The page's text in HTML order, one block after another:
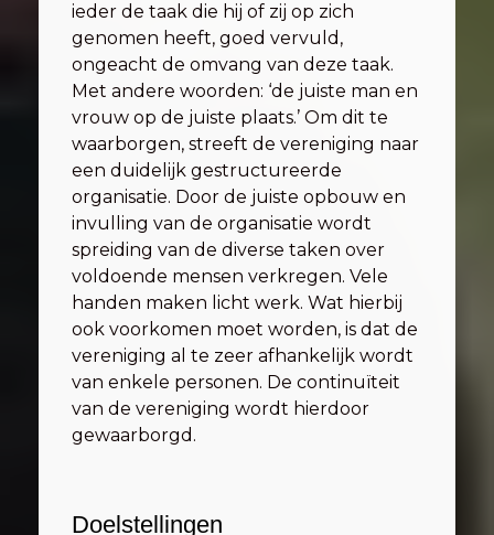
ieder de taak die hij of zij op zich
genomen heeft, goed vervuld,
ongeacht de omvang van deze taak.
Met andere woorden: ‘de juiste man en
vrouw op de juiste plaats.’ Om dit te
waarborgen, streeft de vereniging naar
een duidelijk gestructureerde
organisatie. Door de juiste opbouw en
invulling van de organisatie wordt
spreiding van de diverse taken over
voldoende mensen verkregen. Vele
handen maken licht werk. Wat hierbij
ook voorkomen moet worden, is dat de
vereniging al te zeer afhankelijk wordt
van enkele personen. De continuïteit
van de vereniging wordt hierdoor
gewaarborgd.
Doelstellingen